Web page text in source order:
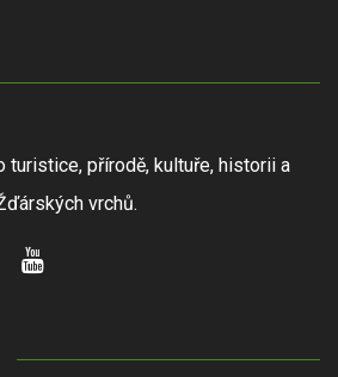
turistice, přírodě, kultuře, historii a
vrchů.